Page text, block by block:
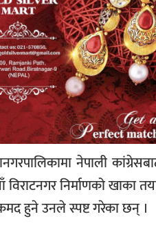
नेपाली
विराटनगर निर्माणको
हुने उनले स्पष्ट गरेका छन् ।